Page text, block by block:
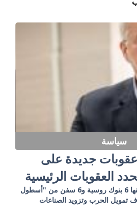
سياسة
جديدة على
العقوبات الرئيسية
العقوبات تشمل 19 كياناً بينها 6 بنوك روسية و6 سفن من "أسطول
تمويل الحرب وتزويد الصناعات